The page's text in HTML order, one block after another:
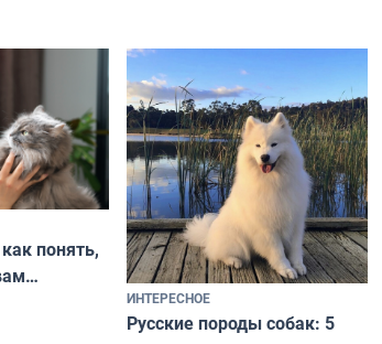
понять,
ИНТЕРЕСНОЕ
Русские породы собак: 5